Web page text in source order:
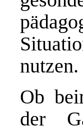
nutzen.
Ob
der